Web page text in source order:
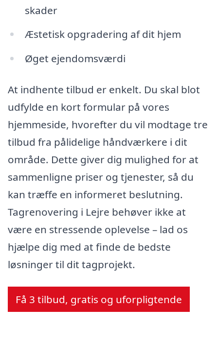
skader
Æstetisk opgradering af dit hjem
Øget ejendomsværdi
At indhente tilbud er enkelt. Du skal blot
udfylde en kort formular på vores
hjemmeside, hvorefter du vil modtage tre
tilbud fra pålidelige håndværkere i dit
område. Dette giver dig mulighed for at
sammenligne priser og tjenester, så du
kan træffe en informeret beslutning.
Tagrenovering i Lejre behøver ikke at
være en stressende oplevelse – lad os
hjælpe dig med at finde de bedste
løsninger til dit tagprojekt.
Få 3 tilbud, gratis og uforpligtende